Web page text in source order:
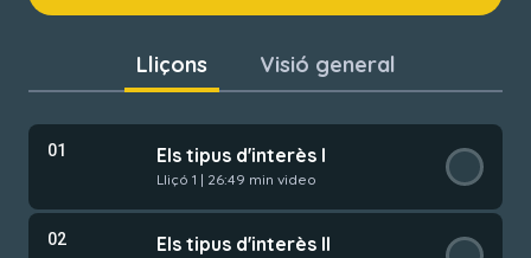
Lliçons Visió general
01 Els tipus d'interès I
Lliçó 1 | 26:49 min video
02 Els tipus d'interès II